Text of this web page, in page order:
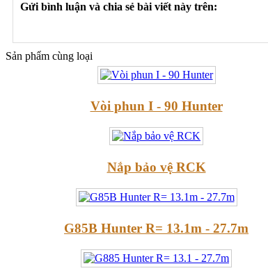
Gửi bình luận và chia sẻ bài viết này trên:
Sản phẩm cùng loại
Vòi phun I - 90 Hunter
Nắp bảo vệ RCK
G85B Hunter R= 13.1m - 27.7m